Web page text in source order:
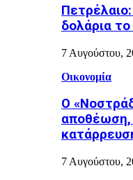
Πετρέλαιο:
δολάρια
7 Αυγούστου,
Οικονομία
Ο
αποθέωση,
7 Αυγούστου,